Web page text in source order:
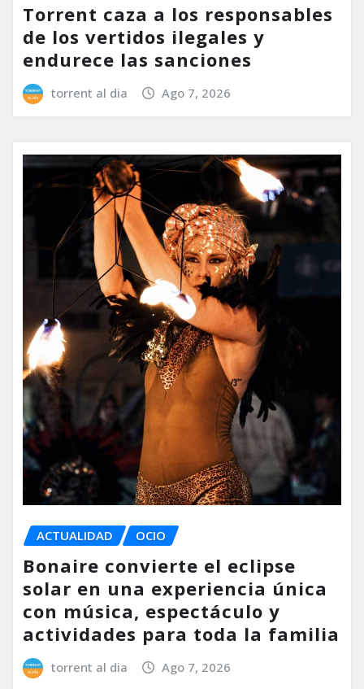
Torrent caza a los responsables
de los vertidos ilegales y
endurece las sanciones
torrent al dia Ago 7, 2026
ACTUALIDAD OCIO
Bonaire convierte el eclipse
solar en una experiencia única
con música, espectáculo y
actividades para toda la familia
torrent al dia Ago 7, 2026